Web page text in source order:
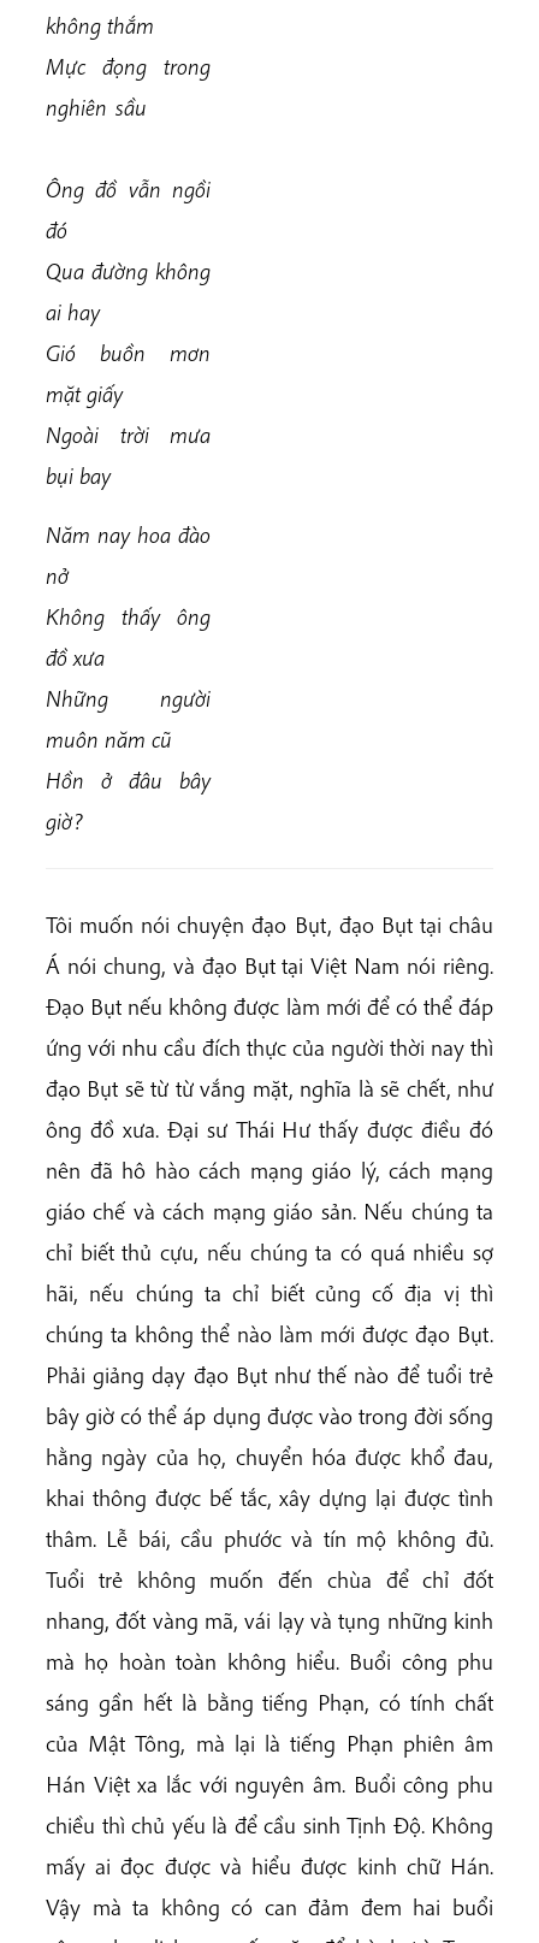
không thắm
Mực đọng trong
nghiên sầu
Ông đồ vẫn ngồi
đó
Qua đường không
ai hay
Gió buồn mơn
mặt giấy
Ngoài trời mưa
bụi bay
Năm nay hoa đào
nở
Không thấy ông
đồ xưa
Những người
muôn năm cũ
Hồn ở đâu bây
giờ?
Tôi muốn nói chuyện đạo Bụt, đạo Bụt tại châu
Á nói chung, và đạo Bụt tại Việt Nam nói riêng.
Đạo Bụt nếu không được làm mới để có thể đáp
ứng với nhu cầu đích thực của người thời nay thì
đạo Bụt sẽ từ từ vắng mặt, nghĩa là sẽ chết, như
ông đồ xưa. Đại sư Thái Hư thấy được điều đó
nên đã hô hào cách mạng giáo lý, cách mạng
giáo chế và cách mạng giáo sản. Nếu chúng ta
chỉ biết thủ cựu, nếu chúng ta có quá nhiều sợ
hãi, nếu chúng ta chỉ biết củng cố địa vị thì
chúng ta không thể nào làm mới được đạo Bụt.
Phải giảng dạy đạo Bụt như thế nào để tuổi trẻ
bây giờ có thể áp dụng được vào trong đời sống
hằng ngày của họ, chuyển hóa được khổ đau,
khai thông được bế tắc, xây dựng lại được tình
thâm. Lễ bái, cầu phước và tín mộ không đủ.
Tuổi trẻ không muốn đến chùa để chỉ đốt
nhang, đốt vàng mã, vái lạy và tụng những kinh
mà họ hoàn toàn không hiểu. Buổi công phu
sáng gần hết là bằng tiếng Phạn, có tính chất
của Mật Tông, mà lại là tiếng Phạn phiên âm
Hán Việt xa lắc với nguyên âm. Buổi công phu
chiều thì chủ yếu là để cầu sinh Tịnh Độ. Không
mấy ai đọc được và hiểu được kinh chữ Hán.
Vậy mà ta không có can đảm đem hai buổi